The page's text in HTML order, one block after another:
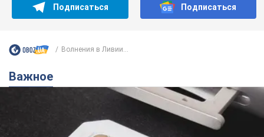
Подписаться Подписаться
Волнения в Ливии...
Важное